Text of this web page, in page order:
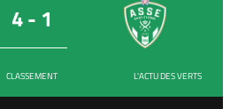
4 - 1
CLASSEMENT L'ACTU DES VERTS